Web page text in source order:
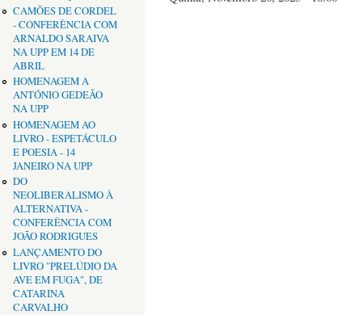
CAMÕES DE CORDEL
- CONFERÊNCIA COM
ARNALDO SARAIVA
NA UPP EM 14 DE
ABRIL
HOMENAGEM A
ANTÓNIO GEDEÃO
NA UPP
HOMENAGEM AO
LIVRO - ESPETÁCULO
E POESIA - 14
JANEIRO NA UPP
DO
NEOLIBERALISMO À
ALTERNATIVA -
CONFERÊNCIA COM
JOÃO RODRIGUES
LANÇAMENTO DO
LIVRO "PRELÚDIO DA
AVE EM FUGA", DE
CATARINA
CARVALHO